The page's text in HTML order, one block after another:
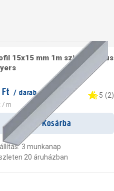
15x15 mm 1m szimmetrikus
/ darab
/ m
5 (2)
Kosárba
3 munkanap
20 áruházban